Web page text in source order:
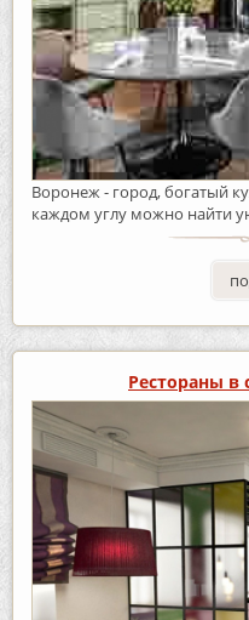
Воронеж - город, богатый
каждом углу можно найти
Рестораны в